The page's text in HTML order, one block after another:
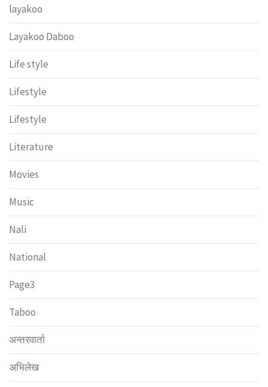
layakoo
Layakoo Daboo
Life style
Lifestyle
Lifestyle
Literature
Movies
Music
Nali
National
Page3
Taboo
अन्तरवार्ता
अभिलेख